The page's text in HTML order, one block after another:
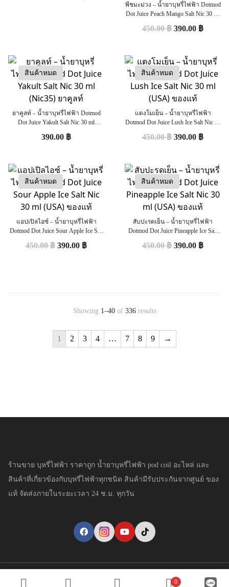
พีชมะม่วง – น้ำยาบุหรี่ไฟฟ้า Dotmod
Dot Juice Peach Mango Salt Nic 30 ml
450.00฿ 390.00 ฿
สินค้าหมด
ยาคูลท์ – น้ำยาบุหรี่ไฟฟ้า Dotmod
Dot Juice Yakult Salt Nic 30 ml
390.00 ฿
สินค้าหมด
แตงโมเย็น – น้ำยาบุหรี่ไฟฟ้า
Dotmod Dot Juice Lush Ice Salt Nic 30
450.00฿ 390.00 ฿
สินค้าหมด
แอปเปิลไอซ์ – น้ำยาบุหรี่ไฟฟ้า
Dotmod Dot Juice Sour Apple Ice Salt
450.00฿ 390.00 ฿
สินค้าหมด
สับปะรดเย็น – น้ำยาบุหรี่ไฟฟ้า
Dotmod Dot Juice Pineapple Ice Salt
450.00฿ 390.00 ฿
Showing 1–40of 336results
1 2 3 4 … 7 8 9 →
ร้านขาย บุหรี่ไฟฟ้า ราคาถูก น้ำยาบุหรี่ไฟฟ้า pod coil อะไหล่ และ
สินค้าที่เกี่ยวข้องกับบุหรี่ไฟฟ้าทุกชนิด สินค้ามีรับประกันจากศูนย์ ของ
แท้ จัดส่งภายในระยะเวลา 24 ช.ม. ทุกวัน
Copyright © YaivapeThai.com. All Rights Reserved.
0